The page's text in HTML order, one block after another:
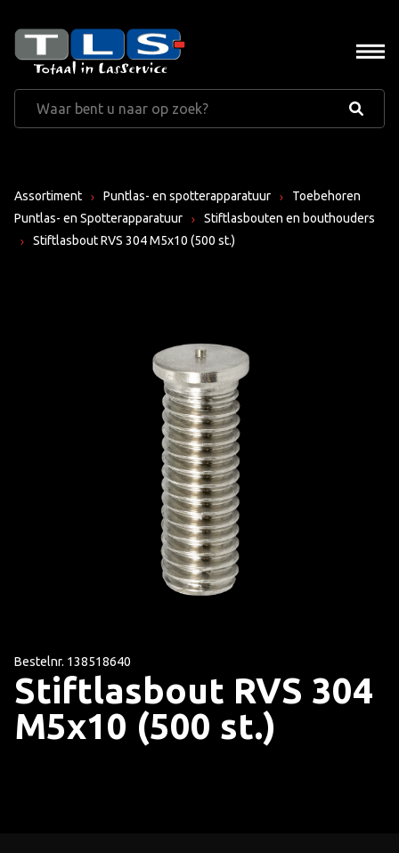
Assortiment Puntlas- en spotterapparatuur
Toebehoren
Puntlas- en Spotterapparatuur
Stiftlasbouten en bouthouders
Stiftlasbout RVS 304 M5x10 (500 st.)
Bestelnr. 138518640
Stiftlasbout RVS 304
M5x10 (500 st.)